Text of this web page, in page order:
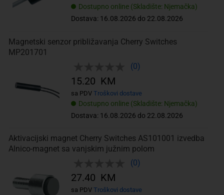
Dostupno online (Skladište: Njemačka)
Dostava: 16.08.2026 do 22.08.2026
Magnetski senzor približavanja Cherry Switches
MP201701
(0)
Dostupno online (Skladište: Njemačka)
Dostava: 16.08.2026 do 22.08.2026
15.20 KM
sa PDV Troškovi dostave
Aktivacijski magnet Cherry Switches AS101001 izvedba
Alnico-magnet sa vanjskim južnim polom
(0)
27.40 KM
sa PDV Troškovi dostave